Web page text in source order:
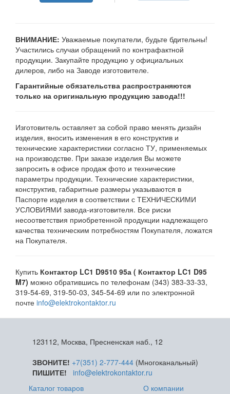
ВНИМАНИЕ: Уважаемые покупатели, будьте бдительны!
Участились случаи обращений по контрафактной
продукции. Закупайте продукцию у официальных
дилеров, либо на Заводе изготовителе.
Гарантийные обязательства распространяются
только на оригинальную продукцию завода!!!
Изготовитель оставляет за собой право менять дизайн
изделия, вносить изменения в его конструктив и
технические характеристики согласно ТУ, применяемых
на производстве. При заказе изделия Вы можете
запросить в офисе продаж фото и технические
параметры продукции. Технические характеристики,
конструктив, габаритные размеры указываются в
Паспорте изделия в соответствии с ТЕХНИЧЕСКИМИ
УСЛОВИЯМИ завода-изготовителя. Все риски
несоответствия приобретенной продукции надлежащего
качества техническим потребностям Покупателя, ложатся
на Покупателя.
Купить Контактор LC1 D9510 95а ( Контактор LC1 D95
M7) можно обратившись по телефонам (343) 383-33-33,
319-54-69, 319-50-03, 345-54-69 или по электронной
почте info@elektrokontaktor.ru
123112, Москва, Пресненская наб., 12
ЗВОНИТЕ! +7(351) 2-777-444(Многоканальный)
ПИШИТЕ!
info@elektrokontaktor.ru
Каталог товаров
О компании